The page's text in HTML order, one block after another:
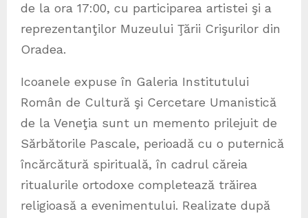
de la ora 17:00, cu participarea artistei şi a
reprezentanţilor Muzeului Ţării Crişurilor din
Oradea.
Icoanele expuse în Galeria Institutului
Român de Cultură şi Cercetare Umanistică
de la Veneţia sunt un memento prilejuit de
Sărbătorile Pascale, perioadă cu o puternică
încărcătură spirituală, în cadrul căreia
ritualurile ortodoxe completează trăirea
religioasă a evenimentului. Realizate după